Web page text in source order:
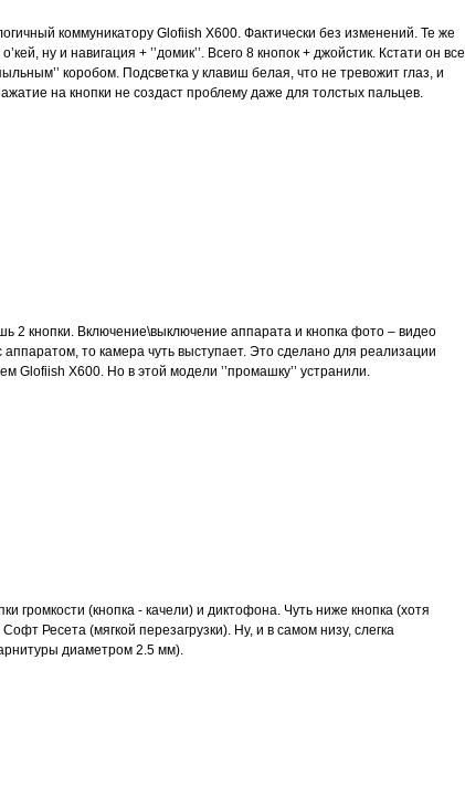
коммуникатору Glofiish X600. Фактически без изменений. Те же
ну и навигация + ’’домик’’. Всего 8 кнопок + джойстик. Кстати он все
коробом. Подсветка у клавиш белая, что не тревожит глаз, и
на кнопки не создаст проблему даже для толстых пальцев.
2 кнопки. Включение\выключение аппарата и кнопка фото – видео
то камера чуть выступает. Это сделано для реализации
Glofiish X600. Но в этой модели ’’промашку’’ устранили.
громкости (кнопка - качели) и диктофона. Чуть ниже кнопка (хотя
Ресета (мягкой перезагрузки). Ну, и в самом низу, слегка
диаметром 2.5 мм).